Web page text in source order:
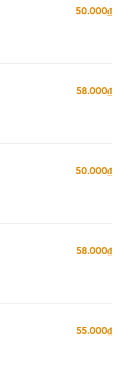
50.000₫
58.000₫
50.000₫
58.000₫
55.000₫